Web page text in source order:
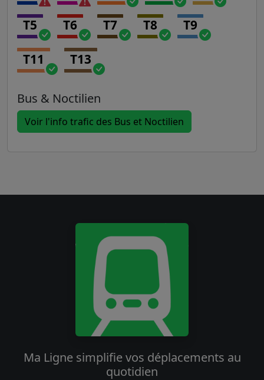
T5 T6 T7 T8 T9
T11 T13
Bus & Noctilien
Voir l'info trafic des Bus et Noctilien
Ma Ligne simplifie vos déplacements au
quotidien